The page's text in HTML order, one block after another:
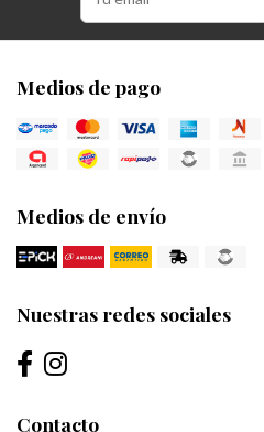
Medios de pago
Medios de envío
Nuestras redes sociales
Contacto